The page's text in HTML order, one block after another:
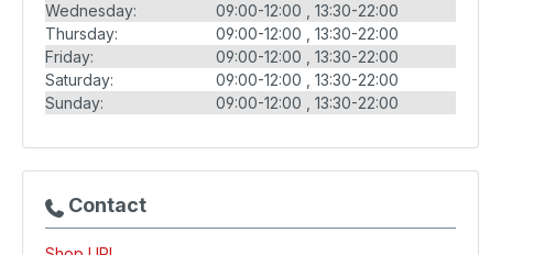
Wednesday:
09:00-12:00
13:30-22:00
Thursday:
09:00-12:00
13:30-22:00
Friday:
09:00-12:00
13:30-22:00
Saturday:
09:00-12:00
13:30-22:00
Sunday:
09:00-12:00 13:30-22:00
Contact